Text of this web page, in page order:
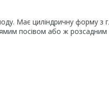
Має циліндричну форму з
посівом або ж розсадним